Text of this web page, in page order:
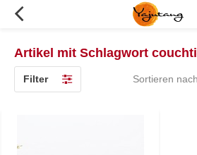
Artikel mit Schlagwort
Filter Sortieren